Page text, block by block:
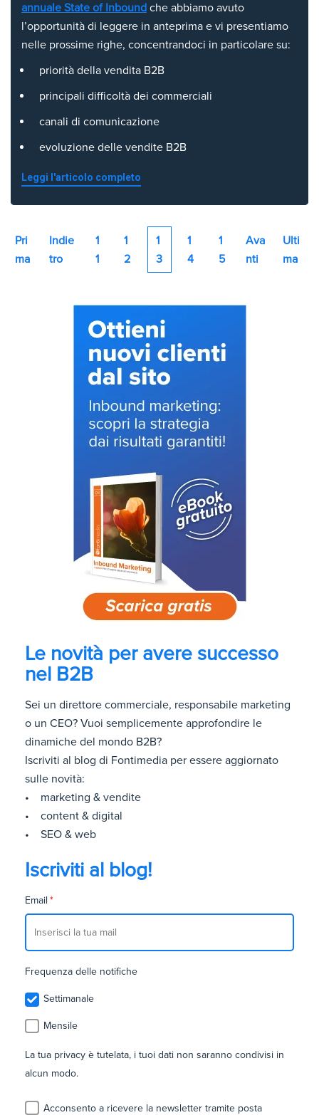
annuale State of Inbound che abbiamo avuto
l’opportunità di leggere in anteprima e vi presentiamo
nelle prossime righe, concentrandoci in particolare su:
priorità della vendita B2B
principali difficoltà dei commerciali
canali di comunicazione
evoluzione delle vendite B2B
Leggi l'articolo completo
Pri
ma
Indie
tro
1
1
1
2
1
3
1
4
1
5
Ava
nti
Ulti
ma
Le novità per avere successo
nel B2B
Sei un direttore commerciale, responsabile marketing
o un CEO? Vuoi semplicemente approfondire le
dinamiche del mondo B2B?
Iscriviti al blog di Fontimedia per essere aggiornato
sulle novità:
• marketing & vendite
• content & digital
• SEO & web
Iscriviti al blog!
Email *
Frequenza delle notifiche
Settimanale
Mensile
La tua privacy è tutelata, i tuoi dati non saranno condivisi in
alcun modo.
Acconsento a ricevere la newsletter tramite posta